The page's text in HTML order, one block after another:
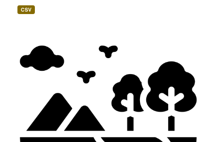
CSV